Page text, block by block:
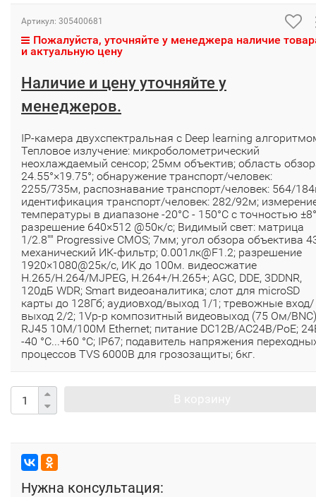
Артикул: 305400681
Пожалуйста, уточняйте у менеджера наличие
и актуальную цену
Наличие и цену уточняйте у
менеджеров.
IP-камера двухспектральная с Deep learning
Тепловое излучение: микроболометрический
неохлаждаемый сенсор; 25мм объектив; область
24.55°×19.75°; обнаружение транспорт/человек:
2255/735м, распознавание транспорт/человек: 564/
идентификация транспорт/человек: 282/92м;
температуры в диапазоне -20°C - 150°C с точностью
разрешение 640×512 @50к/с; Видимый свет: матрица
1/2.8"" Progressive CMOS; 7мм; угол обзора объектива
механический ИК-фильтр; 0.001лк@F1.2; разрешение
1920×1080@25к/с, ИК до 100м. видеосжатие
H.265/H.264/MJPEG, H.264+/H.265+; AGC, DDE, 3DDNR,
120дБ WDR; Smart видеоаналитика; слот для microSD
карты до 128Гб; аудиовход/выход 1/1; тревожные вход/
выход 2/2; 1Vp-p композитный видеовыход (75 Ом/
RJ45 10M/100M Ethernet; питание DC12В/AC24В/PoE;
-40 °C...+60 °C; IP67; подавитель напряжения
процессов TVS 6000B для грозозащиты; 6кг.
Нужна консультация: